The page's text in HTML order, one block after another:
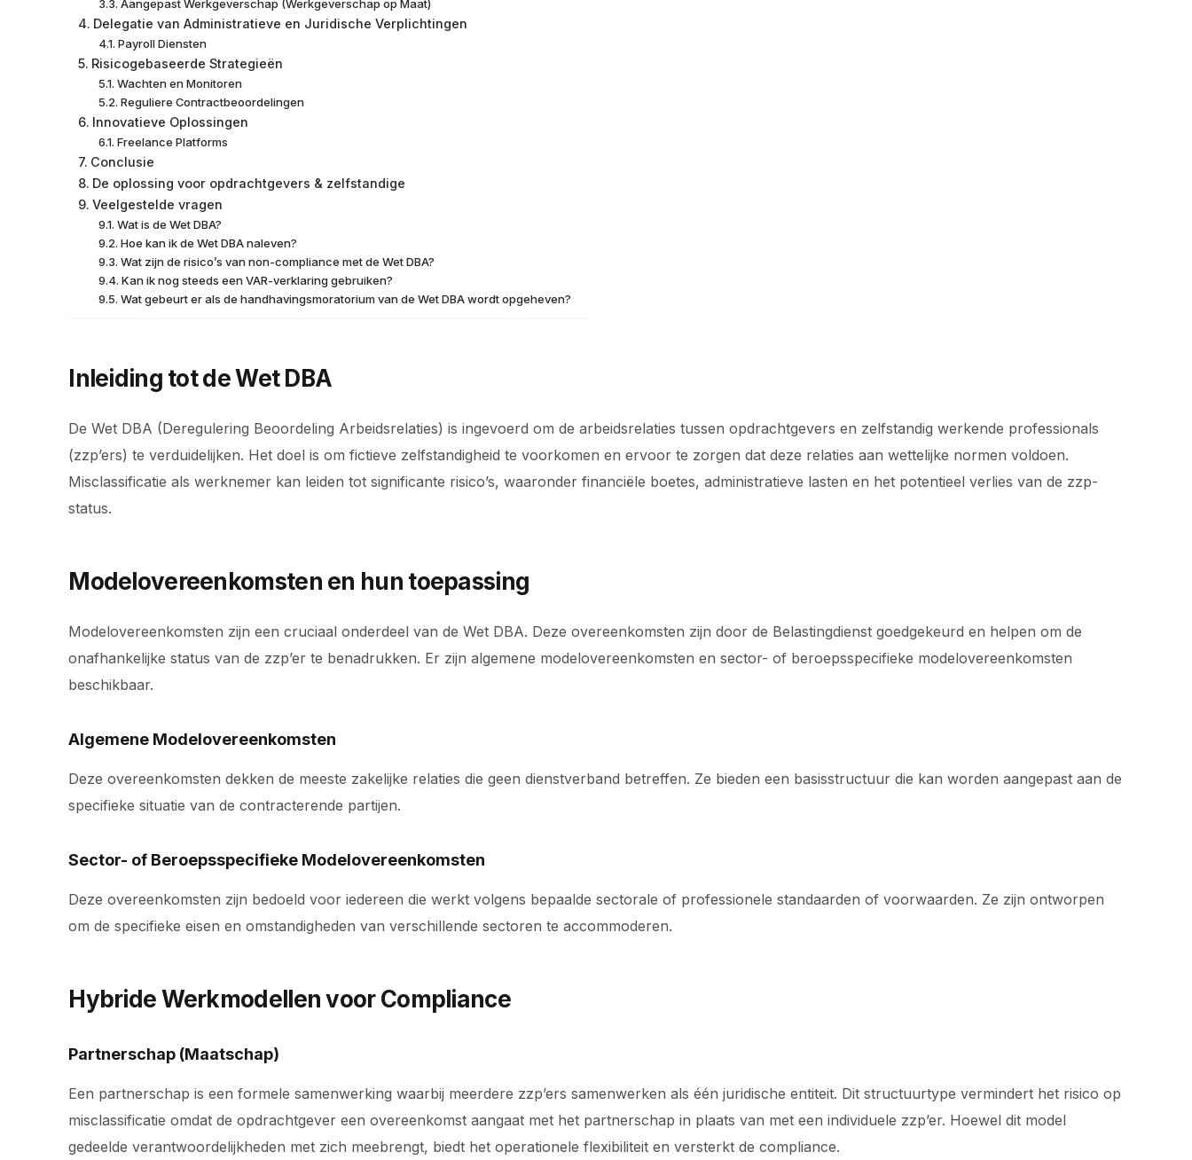
Aangepast Werkgeverschap (Werkgeverschap op Maat)
Delegatie van Administratieve en Juridische Verplichtingen
Payroll Diensten
Risicogebaseerde Strategieën
Wachten en Monitoren
Reguliere Contractbeoordelingen
Innovatieve Oplossingen
Freelance Platforms
Conclusie
De oplossing voor opdrachtgevers & zelfstandige
Veelgestelde vragen
Wat is de Wet DBA?
Hoe kan ik de Wet DBA naleven?
Wat zijn de risico’s van non-compliance met de Wet DBA?
Kan ik nog steeds een VAR-verklaring gebruiken?
Wat gebeurt er als de handhavingsmoratorium van de Wet DBA wordt opgeheven?
Inleiding tot de Wet DBA
De Wet DBA (Deregulering Beoordeling Arbeidsrelaties) is ingevoerd om de arbeidsrelaties tussen opdrachtgevers en zelfstandig werkende professionals
(zzp’ers) te verduidelijken. Het doel is om fictieve zelfstandigheid te voorkomen en ervoor te zorgen dat deze relaties aan wettelijke normen voldoen.
Misclassificatie als werknemer kan leiden tot significante risico’s, waaronder financiële boetes, administratieve lasten en het potentieel verlies van de zzp-
status.
Modelovereenkomsten en hun toepassing
Modelovereenkomsten zijn een cruciaal onderdeel van de Wet DBA. Deze overeenkomsten zijn door de Belastingdienst goedgekeurd en helpen om de
onafhankelijke status van de zzp’er te benadrukken. Er zijn algemene modelovereenkomsten en sector- of beroepsspecifieke modelovereenkomsten
beschikbaar.
Algemene Modelovereenkomsten
Deze overeenkomsten dekken de meeste zakelijke relaties die geen dienstverband betreffen. Ze bieden een basisstructuur die kan worden aangepast aan de
specifieke situatie van de contracterende partijen.
Sector- of Beroepsspecifieke Modelovereenkomsten
Deze overeenkomsten zijn bedoeld voor iedereen die werkt volgens bepaalde sectorale of professionele standaarden of voorwaarden. Ze zijn ontworpen
om de specifieke eisen en omstandigheden van verschillende sectoren te accommoderen.
Hybride Werkmodellen voor Compliance
Partnerschap (Maatschap)
Een partnerschap is een formele samenwerking waarbij meerdere zzp’ers samenwerken als één juridische entiteit. Dit structuurtype vermindert het risico op
misclassificatie omdat de opdrachtgever een overeenkomst aangaat met het partnerschap in plaats van met een individuele zzp’er. Hoewel dit model
gedeelde verantwoordelijkheden met zich meebrengt, biedt het operationele flexibiliteit en versterkt de compliance.